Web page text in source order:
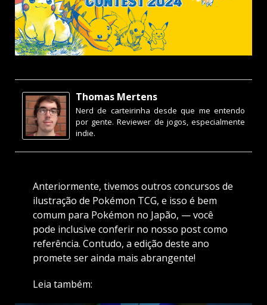
Thomas Mertens
Nerd de carteirinha desde que me entendo
por gente. Reviewer de jogos, especialmente
indie.
Anteriormente, tivemos outros concursos de
ilustração de Pokémon TCG, e isso é bem
comum para Pokémon no Japão, — você
pode inclusive conferir no nosso post como
referência. Contudo, a edição deste ano
promete ser ainda mais abrangente!
Leia também: